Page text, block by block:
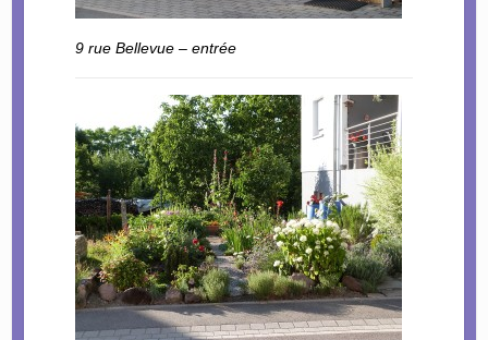
9 rue Bellevue – entrée